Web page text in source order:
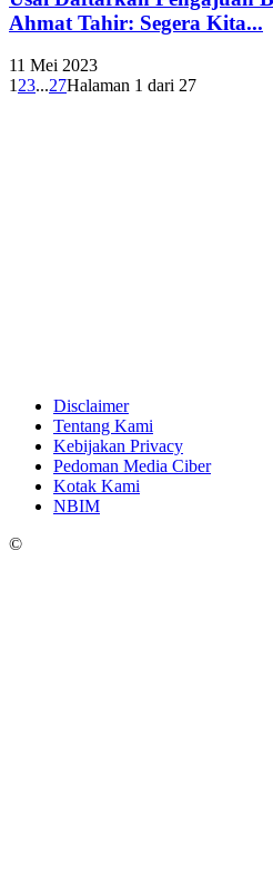
Ahmat Tahir: Segera Kita...
11 Mei 2023
123...27Halaman 1 dari 27
Disclaimer
Tentang Kami
Kebijakan Privacy
Pedoman Media Ciber
Kotak Kami
NBIM
©